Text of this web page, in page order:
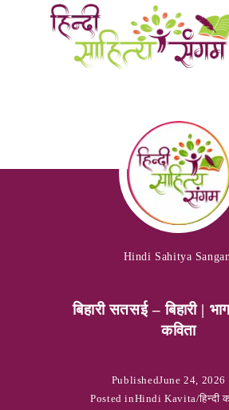
Hindi Sahitya
बिहारी सतसई – बिहारी |
कविता
PublishedJune 24, 2026
Posted inHindi Kavita/हिन्दी